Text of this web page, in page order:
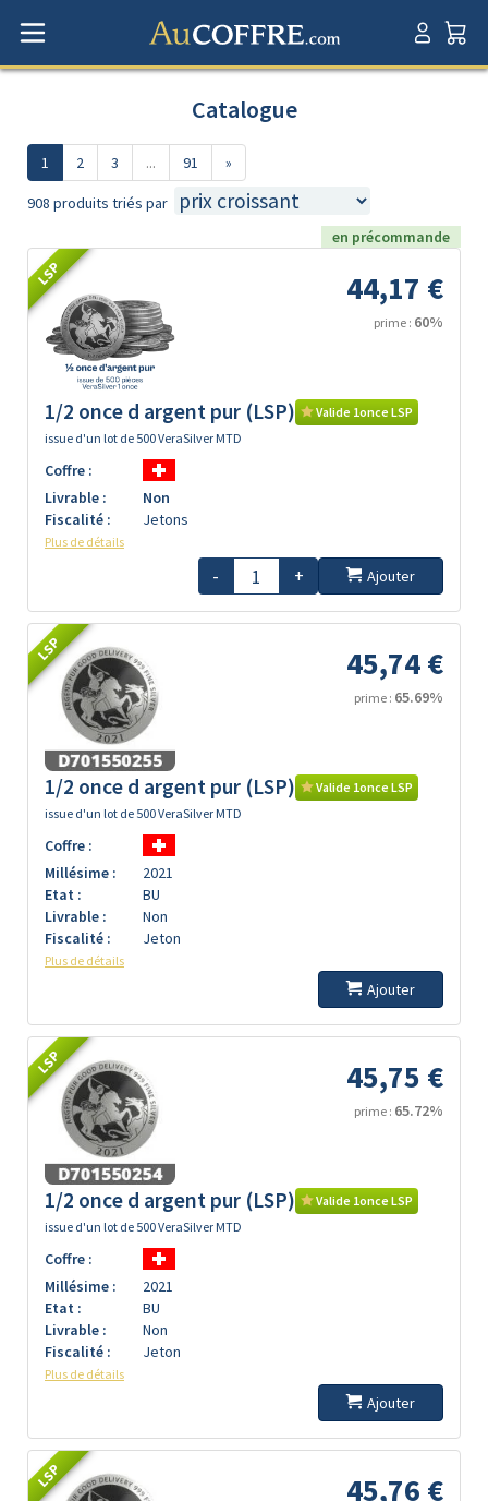
Catalogue
1 2 3 ... 91 »
908 produits triés par
en précommande
LSP 44,17 €
prime : 60%
1/2 once d argent pur (LSP)
Valide 1once LSP
issue d'un lot de 500 VeraSilver MTD
Coffre :
Livrable :
Non
Fiscalité :
Jetons
Plus de détails
- + Ajouter
LSP 45,74 €
prime : 65.69%
1/2 once d argent pur (LSP)
Valide 1once LSP
issue d'un lot de 500 VeraSilver MTD
Coffre :
Millésime :
2021
Etat :
BU
Livrable :
Non
Fiscalité :
Jeton
Plus de détails
Ajouter
LSP 45,75 €
prime : 65.72%
1/2 once d argent pur (LSP)
Valide 1once LSP
issue d'un lot de 500 VeraSilver MTD
Coffre :
Millésime :
2021
Etat :
BU
Livrable :
Non
Fiscalité :
Jeton
Plus de détails
Ajouter
LSP 45,76 €